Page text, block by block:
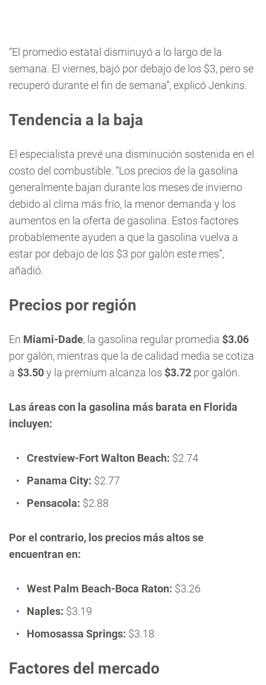
“El promedio estatal disminuyó a lo largo de la
semana. El viernes, bajó por debajo de los $3, pero se
recuperó durante el fin de semana”, explicó Jenkins.
Tendencia a la baja
El especialista prevé una disminución sostenida en el
costo del combustible. “Los precios de la gasolina
generalmente bajan durante los meses de invierno
debido al clima más frío, la menor demanda y los
aumentos en la oferta de gasolina. Estos factores
probablemente ayuden a que la gasolina vuelva a
estar por debajo de los $3 por galón este mes”,
añadió.
Precios por región
En Miami-Dade, la gasolina regular promedia $3.06
por galón, mientras que la de calidad media se cotiza
a $3.50y la premium alcanza los $3.72 por galón.
Las áreas con la gasolina más barata en Florida
incluyen:
Crestview-Fort Walton Beach: $2.74
Panama City: $2.77
Pensacola: $2.88
Por el contrario, los precios más altos se
encuentran en:
West Palm Beach-Boca Raton: $3.26
Naples: $3.19
Homosassa Springs: $3.18
Factores del mercado